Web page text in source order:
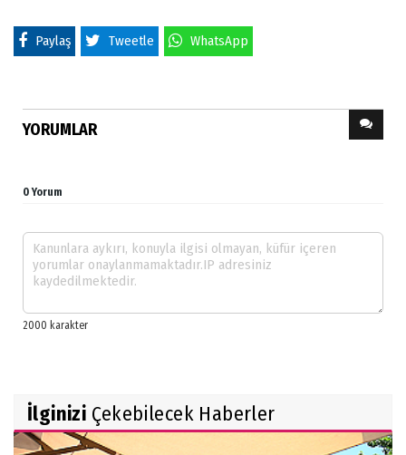
Paylaş Tweetle WhatsApp
YORUMLAR
0 Yorum
İlginizi Çekebilecek Haberler